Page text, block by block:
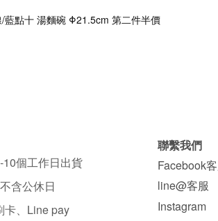
/藍點十 湯麵碗 Φ21.5cm 第二件半價
個工作日出貨
含公休日
卡、Line pay
聯繫我們
Facebook
line@客服
Instagram